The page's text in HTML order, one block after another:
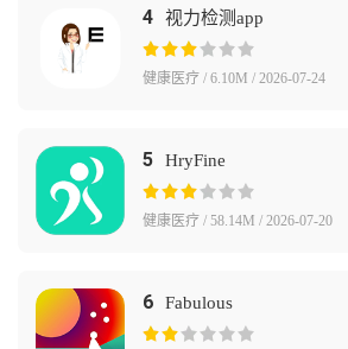
4 视力检测app
健康医疗 / 6.10M / 2026-07-24
5 HryFine
健康医疗 / 58.14M / 2026-07-20
6 Fabulous